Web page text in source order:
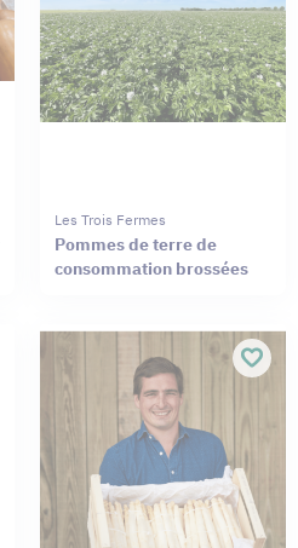
Les Trois Fermes
Pommes de terre de
consommation brossées